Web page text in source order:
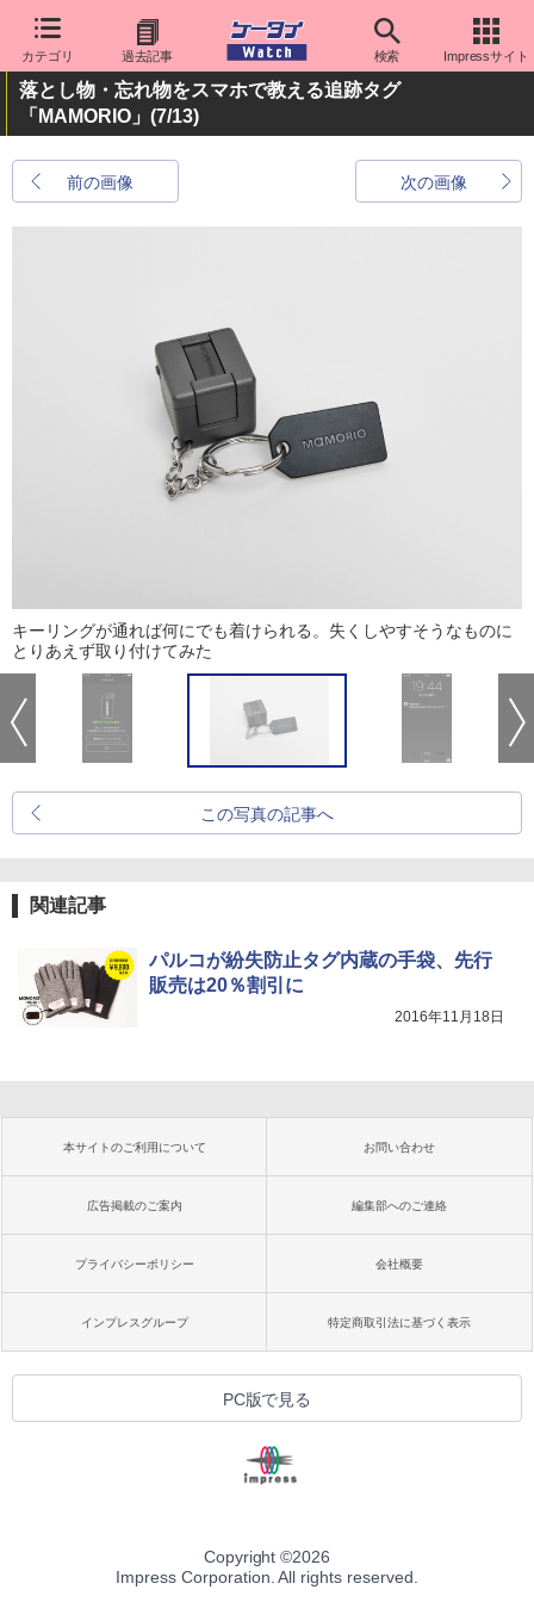
カテゴリ 過去記事 検索 Impressサイト
落とし物・忘れ物をスマホで教える追跡タグ
「MAMORIO」 (7/13)
前の画像 次の画像
キーリングが通れば何にでも着けられる。失くしやすそうなものに
とりあえず取り付けてみた
この写真の記事へ
関連記事
パルコが紛失防止タグ内蔵の手袋、先行
販売は20％割引に
2016年11月18日
本サイトのご利用について お問い合わせ
広告掲載のご案内 編集部へのご連絡
プライバシーポリシー 会社概要
インプレスグループ 特定商取引法に基づく表示
PC版で見る
Copyright ©2026
Impress Corporation. All rights reserved.